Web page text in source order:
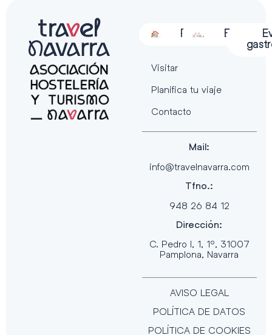
Alojamiento
Restauración
Actividades
Visitar
Planifica tu viaje
Contacto
Mail:
info@travelnavarra.com
Tfno.:
948 26 84 12
Dirección:
C. Pedro I, 1, 1º, 31007
Pamplona, Navarra
AVISO LEGAL
POLÍTICA DE DATOS
POLÍTICA DE COOKIES